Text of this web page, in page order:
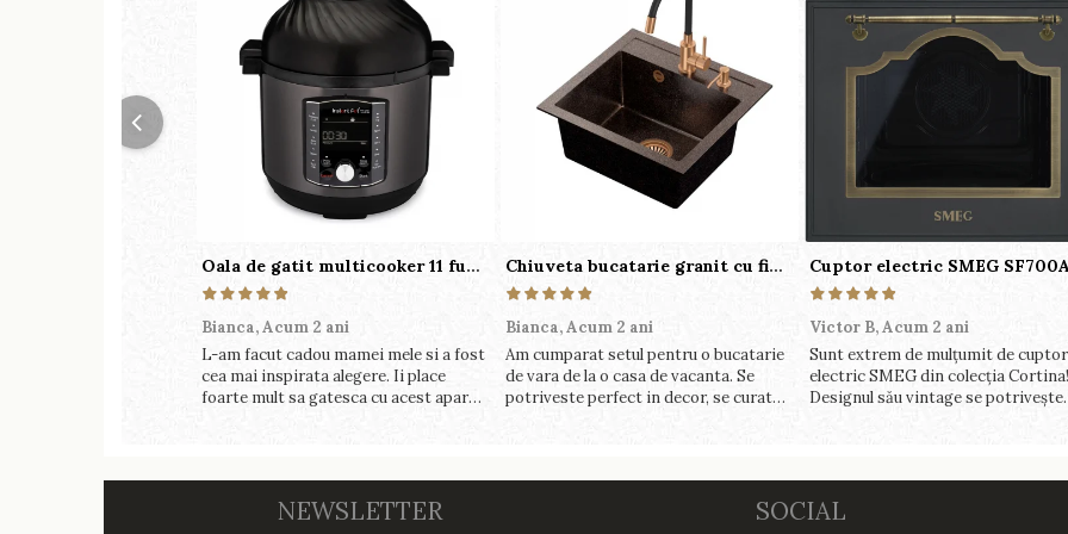
Oala de gatit multicooker 11 functii Instant Pot Pro Crisp 8 + Air Fryer 7.6 lt
Bianca,Acum 2 ani
L-am facut cadou mamei mele si a fost
cea mai inspirata alegere. Ii place
foarte mult sa gatesca cu acest aparat,
Chiuveta bucatarie granit cu finisaj negru perlat/cupru Steingran Art Copper cu dozator si baterie Quadron
Bianca,Acum 2 ani
Am cumparat setul pentru o bucatarie
de vara de la o casa de vacanta. Se
potriveste perfect in decor, se curata
Victor B,Acum 2 ani
Sunt extrem de mulțumit de
electric SMEG din colecția Cortina!
Designul său vintage se potrivește
NEWSLETTER SOCIAL